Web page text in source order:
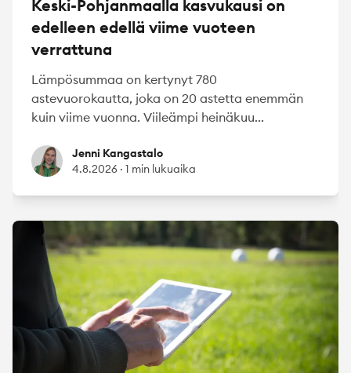
Keski-Pohjanmaalla kasvukausi on
edelleen edellä viime vuoteen
verrattuna
Lämpösummaa on kertynyt 780
astevuorokautta, joka on 20 astetta enemmän
kuin viime vuonna. Viileämpi heinäkuu...
Jenni Kangastalo
Jenni Kangastalo
4.8.2026 · 1 min lukuaika